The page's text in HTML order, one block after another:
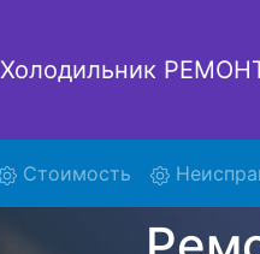
Холодильник
Стоимость
Ремонт
поиски